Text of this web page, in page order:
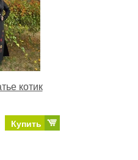
котик
Купить